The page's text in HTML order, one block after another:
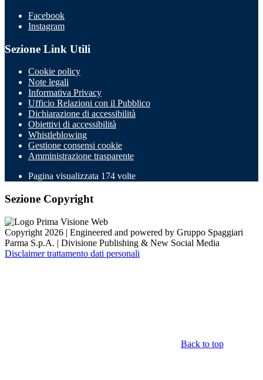
Facebook
Instagram
Sezione Link Utili
Cookie policy
Note legali
Informativa Privacy
Ufficio Relazioni con il Pubblico
Dichiarazione di accessibilità
Obiettivi di accessibilità
Whistleblowing
Gestione consensi cookie
Amministrazione trasparente
Pagina visualizzata 174 volte
Sezione Copyright
Copyright 2026 | Engineered and powered by Gruppo Spaggiari
Parma S.p.A. | Divisione Publishing & New Social Media
Disclaimer trattamento dati personali
Back to top